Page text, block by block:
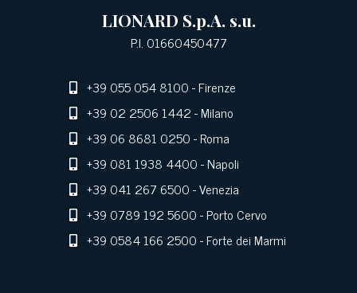
LIONARD S.p.A. s.u.
P.I. 01660450477
+39 055 054 8100- Firenze
+39 02 2506 1442- Milano
+39 06 8681 0250- Roma
+39 081 1938 4400- Napoli
+39 041 267 6500- Venezia
+39 0789 192 5600- Porto Cervo
+39 0584 166 2500- Forte dei Marmi